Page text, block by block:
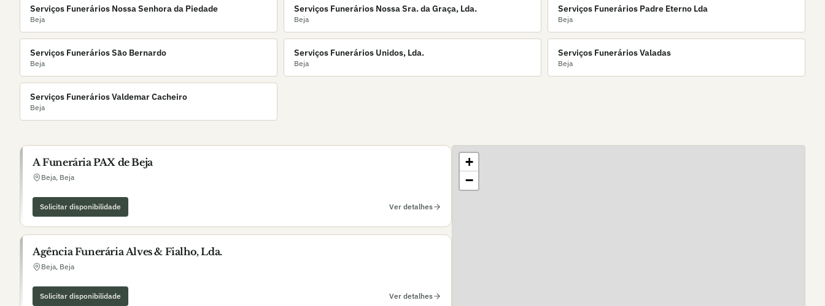
Serviços Funerários Nossa Senhora da Piedade
Beja
Serviços Funerários Nossa Sra. da Graça, Lda.
Beja
Serviços Funerários Padre Eterno Lda
Beja
Serviços Funerários São Bernardo
Beja
Serviços Funerários Unidos, Lda.
Beja
Serviços Funerários Valadas
Beja
Serviços Funerários Valdemar Cacheiro
Beja
A Funerária PAX de Beja
Beja, Beja
Solicitar disponibilidade Ver detalhes
Agência Funerária Alves & Fialho, Lda.
Beja, Beja
Solicitar disponibilidade Ver detalhes
+
−